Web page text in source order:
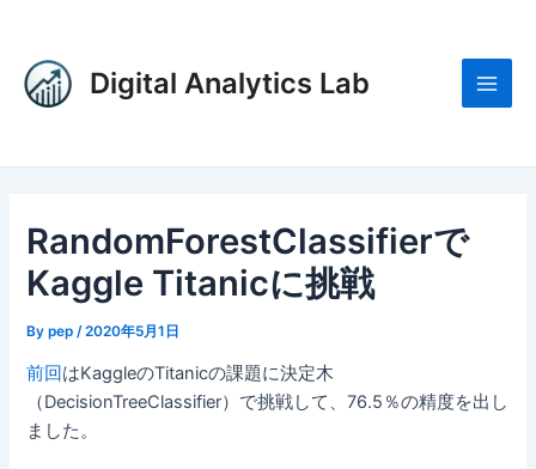
Digital Analytics Lab
RandomForestClassifierで
Kaggle Titanicに挑戦
Bypep /2020年5月1日
前回はKaggleのTitanicの課題に決定木
（DecisionTreeClassifier）で挑戦して、76.5％の精度を出し
ました。